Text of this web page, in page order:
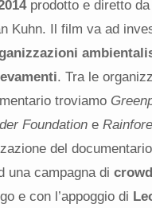
prodotto e diretto da
Kuhn. Il film va ad
. Tra le
troviamo
Foundation e
del
una campagna di
e con l’appoggio di